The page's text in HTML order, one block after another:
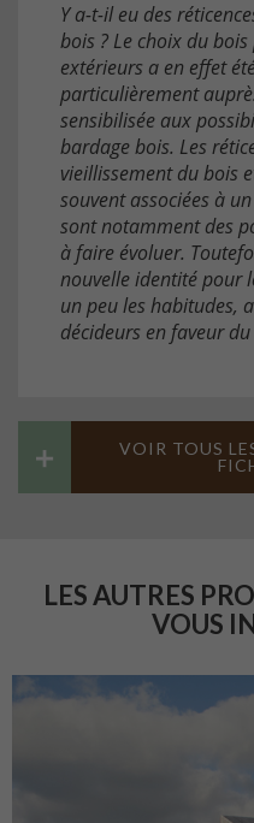
Y a-t-il eu des
bois ? Le choix du
extérieurs a en effet
particulièrement
sensibilisée aux
bardage bois. Les
vieillissement du bois
souvent associées à
sont notamment des
à faire évoluer.
nouvelle identité pour
un peu les habitudes,
décideurs en faveur du
VOIR TOUS
LES AUTRES
VOUS